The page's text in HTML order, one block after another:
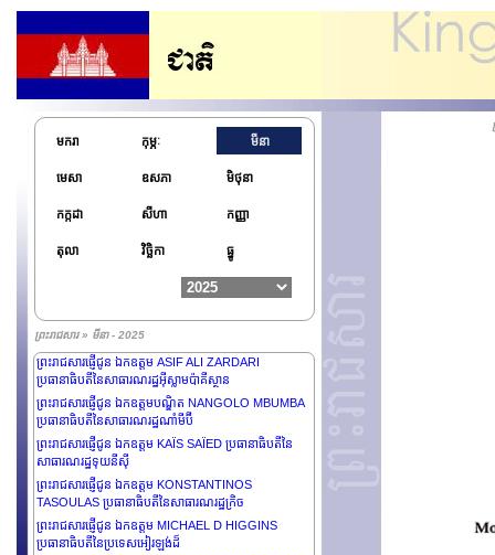
មករា កុម្ភៈ មីនា
មេសា ឧសភា មិថុនា
កក្កដា សីហា កញ្ញា
តុលា វិច្ឆិកា ធ្នូ
ព្រះរាជសារ » មីនា - 2025
DIAKHAR FAYE ប្រធានាធិបតីនៃសាធារណរដ្ឋសេណេហ្គាល់
ព្រះរាជសារផ្ញើថ្វាយព្រះករុណាព្រះបាទ MAHA
ថៃឡង់ដ៍
ព្រះរាជសារផ្ញើជូន ឯកឧត្តមនាយឧត្តមសេនីយ៍ជាន់ខ្ពស់ MIN
AUNG HLAING ប្រធានក្រុមប្រឹក្សារដ្ឋបាលរដ្ឋ នាយករដ្ឋមន្ត្រី
នៃសាធារណរដ្ឋសហភាពមីយ៉ាន់ម៉ា
ព្រះរាជសារផ្ញើជូន ឯកឧត្តម MOHAMMED
SHAHABUDDIN ប្រធានាធិបតីនៃសាធារណរដ្ឋប្រជាមានិត
ព្រះរាជសារផ្ញើជូន ឯកឧត្តម KONSTANTINOS
TASOULAS ប្រធានាធិបតីនៃសាធារណរដ្ឋក្រិច
ព្រះរាជសារផ្ញើជូន ឯកឧត្តម ASIF ALI ZARDARI
ប្រធានាធិបតីនៃសាធារណរដ្ឋអ៊ីស្លាមប៉ាគីស្ថាន
ព្រះរាជសារផ្ញើជូន ឯកឧត្តមបណ្ឌិត NANGOLO MBUMBA
ប្រធានាធិបតីនៃសាធារណរដ្ឋណាំមីប៊ី
ព្រះរាជសារផ្ញើជូន ឯកឧត្តម KAÏS SAÏED ប្រធានាធិបតីនៃ
សាធារណរដ្ឋទុយនីស៊ី
ព្រះរាជសារផ្ញើជូន ឯកឧត្តម KONSTANTINOS
TASOULAS ប្រធានាធិបតីនៃសាធារណរដ្ឋក្រិច
ព្រះរាជសារផ្ញើជូន ឯកឧត្តម MICHAEL D HIGGINS
ប្រធានាធិបតីនៃប្រទេសអៀរឡង់ដ៏